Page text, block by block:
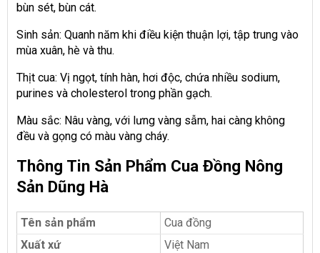
bùn sét, bùn cát.
Sinh sản: Quanh năm khi điều kiện thuận lợi, tập trung vào
mùa xuân, hè và thu.
Thịt cua: Vị ngọt, tính hàn, hơi độc, chứa nhiều sodium,
purines và cholesterol trong phần gạch.
Màu sắc: Nâu vàng, với lưng vàng sẫm, hai càng không
đều và gọng có màu vàng cháy.
Thông Tin Sản Phẩm Cua Đồng Nông
Sản Dũng Hà
Tên sản phẩm
Cua đồng
Xuất xứ
Việt Nam